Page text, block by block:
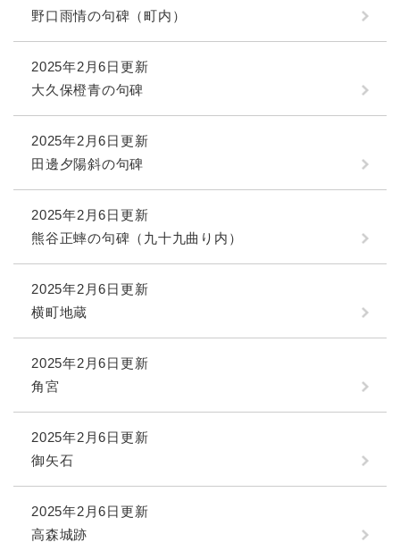
野口雨情の句碑（町内）
2025年2月6日更新
大久保橙青の句碑
2025年2月6日更新
田邊夕陽斜の句碑
2025年2月6日更新
熊谷正蟀の句碑（九十九曲り内）
2025年2月6日更新
横町地蔵
2025年2月6日更新
角宮
2025年2月6日更新
御矢石
2025年2月6日更新
高森城跡